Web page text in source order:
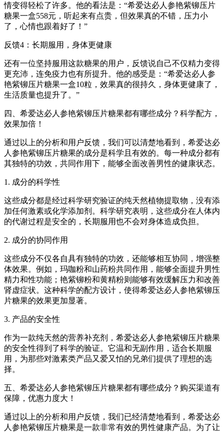
情变得轻松了许多。他的看法是：“希爱达必人参艳紫铆压片
糖果一盒558元，听起来有点贵，但效果真的不错，压力小
了，心情也跟着好了！”
反馈4：长期服用，身体更健康
还有一位坚持服用这款糖果的用户，反馈说自己不仅精力变得
更充沛，连免疫力也有所提升。他的感受是：“希爱达必人参
艳紫铆压片糖果一盒10粒，效果真的很持久，身体更健康了，
生活质量也提升了。”
四、希爱达必人参艳紫铆压片糖果都有哪些成分？科学配方，
效果加倍！
通过以上的分析和用户反馈，我们可以清楚地看到，希爱达必
人参艳紫铆压片糖果的成分是科学且有效的。每一种成分都有
其独特的功效，共同作用下，能够全面改善男性的健康状态。
1. 成分的科学性
这些成分都是经过科学研究验证的纯天然植物提取物，没有添
加任何激素或化学添加剂。科学研究表明，这些成分在人体内
的代谢过程是安全的，长期服用也不会对身体造成负担。
2. 成分的协同作用
这些成分不仅各自具有独特的功效，还能够相互协同，增强整
体效果。例如，玛咖粉和山药粉共同作用，能够全面提升男性
精力和性功能；艳紫铆粉和黄精粉则能够有效缓解压力和改善
肾虚症状。这种科学的配方设计，使得希爱达必人参艳紫铆压
片糖果的效果更加显著。
3. 产品的安全性
作为一款纯天然的营养补充剂，希爱达必人参艳紫铆压片糖果
的安全性得到了科学的验证。它温和无副作用，适合长期服
用，为那些对激素类产品又爱又怕的兄弟们提供了理想的选
择。
五、希爱达必人参艳紫铆压片糖果都有哪些成分？购买渠道有
保障，优惠力度大！
通过以上的分析和用户反馈，我们已经清楚地看到，希爱达必
人参艳紫铆压片糖果是一款非常有效的男性健康产品。为了让